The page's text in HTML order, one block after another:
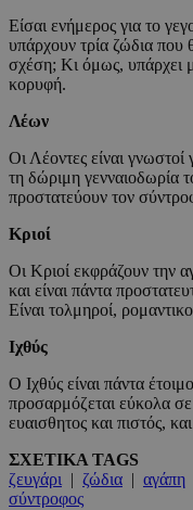
Είσαι ενήμερος για το
υπάρχουν τρία ζώδια που
σχέση; Κι όμως, υπάρχει
κορυφή.
Λέων
Οι Λέοντες είναι γνωστοί
τη δώριμη γενναιοδωρία
προστατεύουν τον
Κριοί
Οι Κριοί εκφράζουν την
και είναι πάντα
Είναι τολμηροί,
Ιχθύς
Ο Ιχθύς είναι πάντα
προσαρμόζεται εύκολα
ευαισθητος και πιστός,
ΣΧΕΤΙΚΑ TAGS
ζευγάρι | ζώδια | αγάπη
σύντροφος